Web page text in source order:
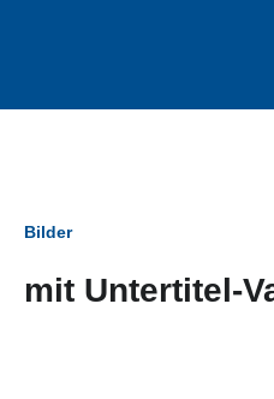
Bilder
mit Untertitel-